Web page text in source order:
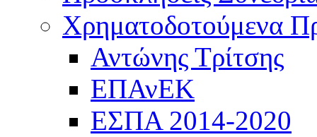
Χρηματοδοτούμενα
Αντώνης Τρίτσης
ΕΠΑνΕΚ
ΕΣΠΑ 2014-2020